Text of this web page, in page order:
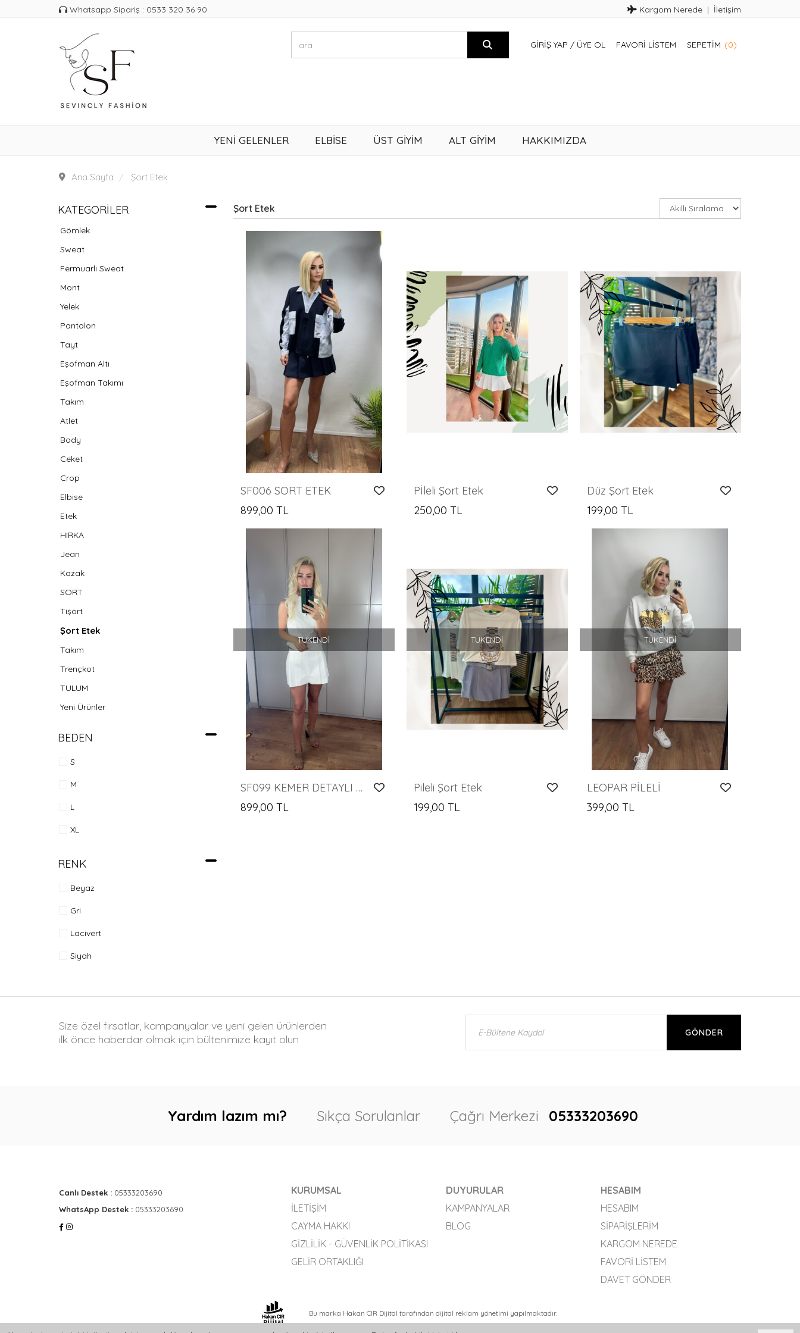
Whatsapp Sipariş : 0533 320 36 90 Kargom Nerede İletişim
GIRIŞ YAP / ÜYE OL FAVORI LISTEM SEPETIM (0)
YENİ GELENLER ELBİSE ÜST GİYİM ALT GİYİM HAKKIMIZDA
Ana Sayfa Şort Etek
KATEGORILER
Gömlek
Sweat
Fermuarlı Sweat
Mont
Yelek
Pantolon
Tayt
Eşofman Altı
Eşofman Takımı
Takım
Atlet
Body
Ceket
Crop
Elbise
Etek
HIRKA
Jean
Kazak
SORT
Tişört
Şort Etek
Takım
Trençkot
TULUM
Yeni Ürünler
BEDEN
S
M
L
XL
RENK
Beyaz
Gri
Lacivert
Siyah
Şort Etek
SF006 SORT ETEK
899,00 TL
Pİleli Şort Etek
250,00 TL
Düz Şort Etek
199,00 TL
TÜKENDI
SF099 KEMER DETAYLI SORT ETEK
899,00 TL
TÜKENDI
Pileli Şort Etek
199,00 TL
TÜKENDI
LEOPAR PİLELİ
399,00 TL
Size özel fırsatlar, kampanyalar ve yeni gelen ürünlerden
ilk önce haberdar olmak için bültenimize kayıt olun
GÖNDER
Yardım lazım mı? Sıkça Sorulanlar Çağrı Merkezi 05333203690
Canlı Destek : 05333203690
WhatsApp Destek : 05333203690
KURUMSAL
İLETIŞIM
CAYMA HAKKI
GIZLILIK - GÜVENLIK POLITIKASI
GELIR ORTAKLIĞI
DUYURULAR
KAMPANYALAR
BLOG
HESABIM
HESABIM
SIPARIŞLERIM
KARGOM NEREDE
FAVORI LISTEM
DAVET GÖNDER
Bu marka Hakan CIR Dijital tarafından dijital reklam yönetimi yapılmaktadır.